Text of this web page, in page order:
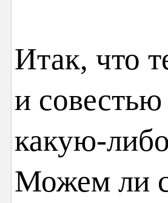
Итак, что
и
какую-
Можем ли